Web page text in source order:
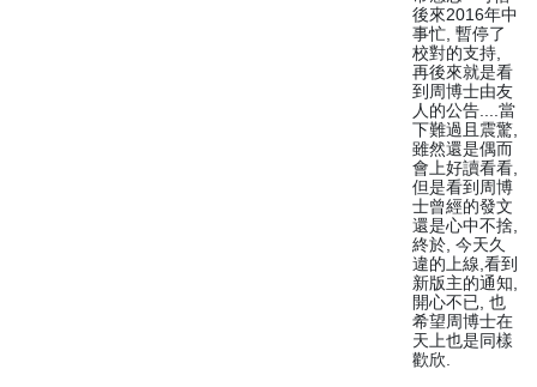
後來2016年中
事忙, 暫停了
校對的支持,
再後來就是看
到周博士由友
人的公告....當
下難過且震驚,
雖然還是偶而
會上好讀看看,
但是看到周博
士曾經的發文
還是心中不捨,
終於, 今天久
違的上線,看到
新版主的通知,
開心不已, 也
希望周博士在
天上也是同樣
歡欣.